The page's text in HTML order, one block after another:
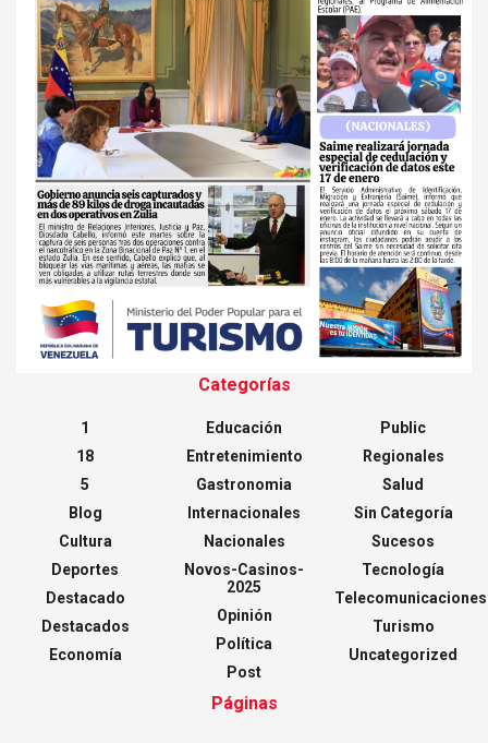
Categorías
1
18
5
Blog
Cultura
Deportes
Destacado
Destacados
Economía
Educación
Entretenimiento
Gastronomia
Internacionales
Nacionales
Novos-Casinos-
2025
Opinión
Política
Post
Public
Regionales
Salud
Sin Categoría
Sucesos
Tecnología
Telecomunicaciones
Turismo
Uncategorized
Páginas